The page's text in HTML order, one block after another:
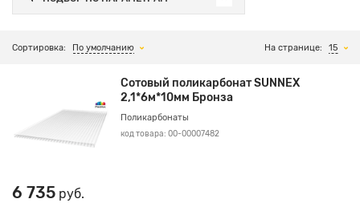
Сортировка: По умолчанию На странице: 15
Сотовый поликарбонат SUNNEX
2,1*6м*10мм Бронза
Поликарбонаты
код товара: 00-00007482
6 735 руб.